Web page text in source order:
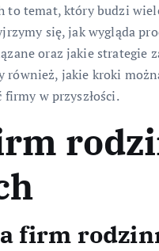
to temat, który budzi
się, jak wygląda
oraz jakie strategie
również, jakie kroki
w przyszłości.
firm